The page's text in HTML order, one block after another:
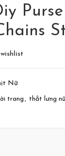
Nữ
trang , thắt lưng